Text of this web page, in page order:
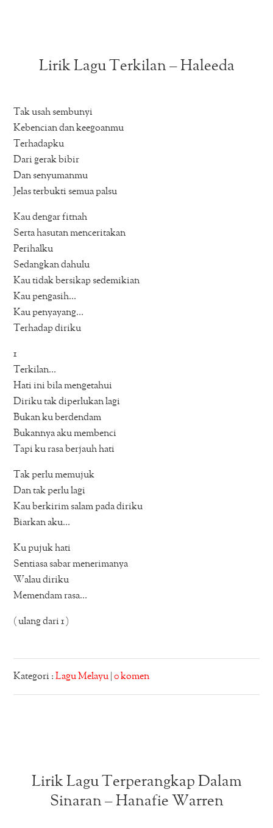
Lirik Lagu Terkilan – Haleeda
Tak usah sembunyi
Kebencian dan keegoanmu
Terhadapku
Dari gerak bibir
Dan senyumanmu
Jelas terbukti semua palsu
Kau dengar fitnah
Serta hasutan menceritakan
Perihalku
Sedangkan dahulu
Kau tidak bersikap sedemikian
Kau pengasih…
Kau penyayang…
Terhadap diriku
1
Terkilan…
Hati ini bila mengetahui
Diriku tak diperlukan lagi
Bukan ku berdendam
Bukannya aku membenci
Tapi ku rasa berjauh hati
Tak perlu memujuk
Dan tak perlu lagi
Kau berkirim salam pada diriku
Biarkan aku…
Ku pujuk hati
Sentiasa sabar menerimanya
Walau diriku
Memendam rasa…
( ulang dari 1 )
Kategori :Lagu Melayu |0 komen
Lirik Lagu Terperangkap Dalam
Sinaran – Hanafie Warren